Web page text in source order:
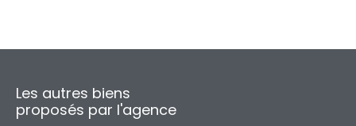
Les autres biens
proposés par l'agence